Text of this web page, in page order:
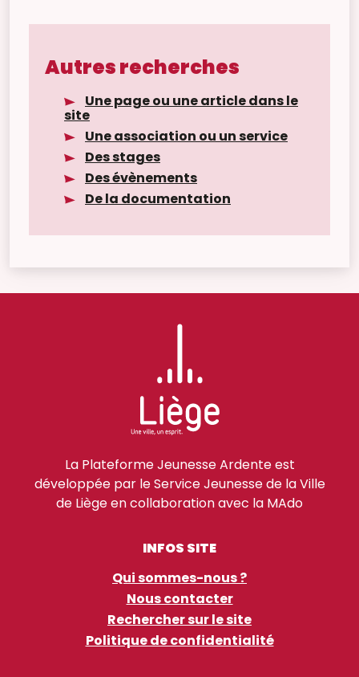
Autres recherches
Une page ou une article dans le
site
Une association ou un service
Des stages
Des évènements
De la documentation
La Plateforme Jeunesse Ardente est
développée par le Service Jeunesse de la Ville
de Liège en collaboration avec la MAdo
INFOS SITE
Qui sommes-nous ?
Nous contacter
Rechercher sur le site
Politique de confidentialité